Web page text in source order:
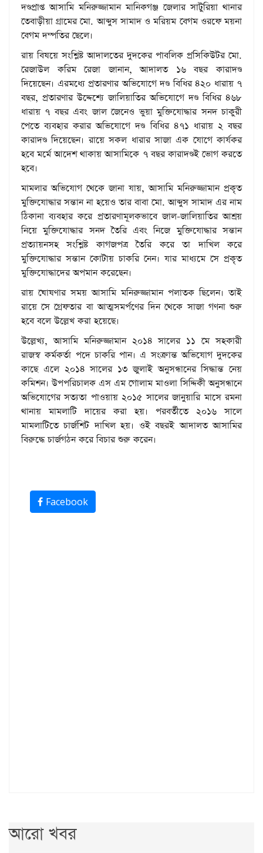
দণ্ডপ্রাপ্ত আসামি মনিরুজ্জামান মানিকগঞ্জ জেলার সাটুরিয়া থানার
তেবাড়ীয়া গ্রামের মো. আব্দুস সামাদ ও মরিয়ম বেগম ওরফে ময়না
বেগম দম্পতির ছেলে।
রায় বিষয়ে সংশ্লিষ্ট আদালতের দুদকের পাবলিক প্রসিকিউটর মো.
রেজাউল করিম রেজা জানান, আদালত ১৬ বছর কারাদণ্ড
দিয়েছেন। এরমধ্যে প্রতারণার অভিযোগে দণ্ড বিধির ৪২০ ধারায় ৭
বছর, প্রতারণার উদ্দেশ্যে জালিয়াতির অভিযোগে দণ্ড বিধির ৪৬৮
ধারায় ৭ বছর এবং জাল জেনেও ভুয়া মুক্তিযোদ্ধার সনদ চাকুরী
পেতে ব্যবহার করার অভিযোগে দণ্ড বিধির ৪৭১ ধারায় ২ বছর
কারাদণ্ড দিয়েছেন। রায়ে সকল ধারার সাজা এক যোগে কার্যকর
হবে মর্মে আদেশ থাকায় আসামিকে ৭ বছর কারাদণ্ডই ভোগ করতে
হবে।
মামলার অভিযোগ থেকে জানা যায়, আসামি মনিরুজ্জামান প্রকৃত
মুক্তিযোদ্ধার সন্তান না হয়েও তার বাবা মো. আব্দুস সামাদ এর নাম
ঠিকানা ব্যবহার করে প্রতারণামূলকভাবে জাল-জালিয়াতির আশ্রয়
নিয়ে মুক্তিযোদ্ধার সনদ তৈরি এবং নিজে মুক্তিযোদ্ধার সন্তান
প্রত্যায়নসহ সংশ্লিষ্ট কাগজপত্র তৈরি করে তা দাখিল করে
মুক্তিযোদ্ধার সন্তান কোটায় চাকরি নেন। যার মাধ্যমে সে প্রকৃত
মুক্তিযোদ্ধাদের অপমান করেছেন।
রায় ঘোষণার সময় আসামি মনিরুজ্জামান পলাতক ছিলেন। তাই
রায়ে সে গ্রেফতার বা আত্মসমর্পণের দিন থেকে সাজা গণনা শুরু
হবে বলে উল্লেখ করা হয়েছে।
উল্লেখ্য, আসামি মনিরুজ্জামান ২০১৪ সালের ১১ মে সহকারী
রাজস্ব কর্মকর্তা পদে চাকরি পান। এ সংক্রান্ত অভিযোগ দুদকের
কাছে এলে ২০১৪ সালের ১৩ জুলাই অনুসন্ধানের সিদ্ধান্ত নেয়
কমিশন। উপপরিচালক এস এম গোলাম মাওলা সিদ্দিকী অনুসন্ধানে
অভিযোগের সত্যতা পাওয়ায় ২০১৫ সালের জানুয়ারি মাসে রমনা
থানায় মামলাটি দায়ের করা হয়। পরবর্তীতে ২০১৬ সালে
মামলাটিতে চার্জশিট দাখিল হয়। ওই বছরই আদালত আসামির
বিরুদ্ধে চার্জগঠন করে বিচার শুরু করেন।
Facebook
আরো খবর